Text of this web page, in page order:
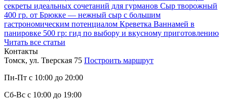
секреты идеальных сочетаний для гурманов Сыр творожный
400 гр. от Брюкке — нежный сыр с большим
гастрономическим потенциалом Креветка Ваннамей в
панировке 500 гр: гид по выбору и вкусному приготовлению
Читать все статьи
Контакты
Томск, ул. Тверская 75 Построить маршрут
Пн-Пт с 10:00 до 20:00
Сб-Вс с 10:00 до 19:00